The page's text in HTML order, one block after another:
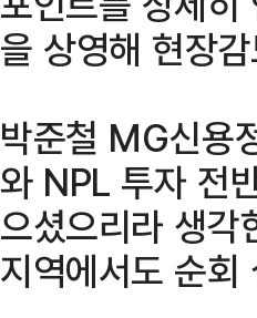
을 상영해 현장
박준철 MG신용
와 NPL 투자 전
으셨으리라 생
지역에서도 순